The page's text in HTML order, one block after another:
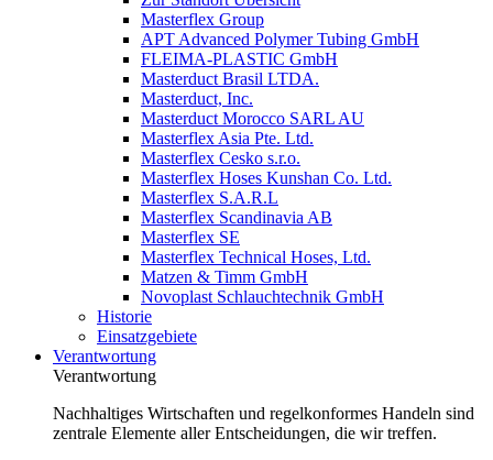
Masterflex Group
APT Advanced Polymer Tubing GmbH
FLEIMA-PLASTIC GmbH
Masterduct Brasil LTDA.
Masterduct, Inc.
Masterduct Morocco SARL AU
Masterflex Asia Pte. Ltd.
Masterflex Cesko s.r.o.
Masterflex Hoses Kunshan Co. Ltd.
Masterflex S.A.R.L
Masterflex Scandinavia AB
Masterflex SE
Masterflex Technical Hoses, Ltd.
Matzen & Timm GmbH
Novoplast Schlauchtechnik GmbH
Historie
Einsatzgebiete
Verantwortung
Verantwortung
Nachhaltiges Wirtschaften und regelkonformes Handeln sind
zentrale Elemente aller Entscheidungen, die wir treffen.